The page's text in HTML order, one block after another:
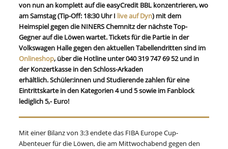
von nun an komplett auf die easyCredit BBL konzentrieren, wo
am Samstag (Tip-Off: 18:30 Uhr I live auf Dyn) mit dem
Heimspiel gegen die NINERS Chemnitz der nächste Top-
Gegner auf die Löwen wartet. Tickets für die Partie in der
Volkswagen Halle gegen den aktuellen Tabellendritten sind im
Onlineshop, über die Hotline unter 040 319 747 69 52 und in
der Konzertkasse in den Schloss-Arkaden
erhältlich. Schüler:innen und Studierende zahlen für eine
Eintrittskarte in den Kategorien 4 und 5 sowie im Fanblock
lediglich 5,- Euro!
Mit einer Bilanz von 3:3 endete das FIBA Europe Cup-
Abenteuer für die Löwen, die am Mittwochabend gegen den